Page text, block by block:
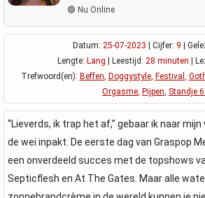
🟢 Nu Online
Datum: 25-07-2023 | Cijfer: 9 |
Lengte: Lang | Leestijd: 28 minuten |
Trefwoord(en): Beffen, Doggystyle, Festival ,
Orgasme, Pijpen, Standje
“Lieverds, ik trap het af,” gebaar ik naar
de wei inpakt. De eerste dag van Graspop
een onverdeeld succes met de topshows
Septicflesh en At The Gates. Maar alle